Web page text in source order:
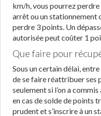
km/h, vous pourrez
arrêt ou un stationnement
perdre 3 points. Un
autorisée peut coûter 1
Que faire pour
Sous un certain délai,
de se faire réattribuer ses
seulement si l’on a
en cas de solde de points
prudent et s’inscrire à un